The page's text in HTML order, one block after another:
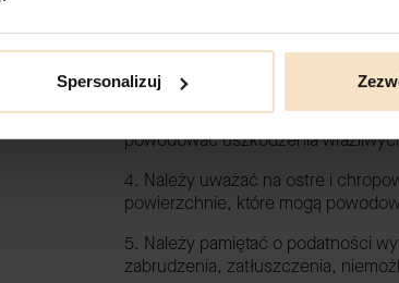
Spersonalizuj
2. Skóra nie jest odporna na
odbarwienia na produkcie.
3. Nie należy narażać produktów
powodować uszkodzenia
4. Należy uważać na ostre i
powierzchnie, które mogą
5. Należy pamiętać o podatności
zabrudzenia, zatłuszczenia,